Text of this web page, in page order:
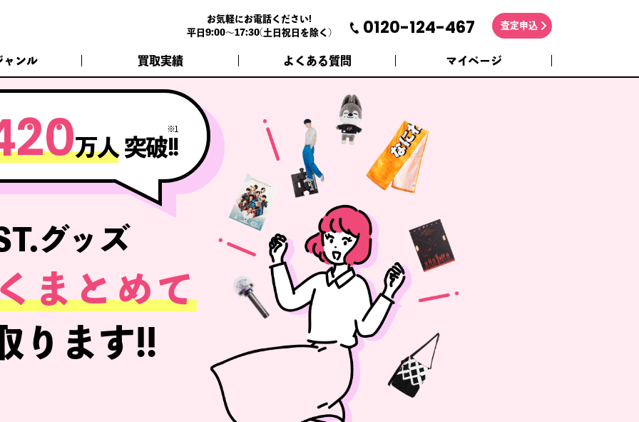
お気軽にお電話ください!
平日9:00～17:30(土日祝日を除く)
0120-124-467 査定申込
ャンル 買取実績 よくある質問 マイページ
20万人 突破!!
※1
グッズ
まとめて
ります!!